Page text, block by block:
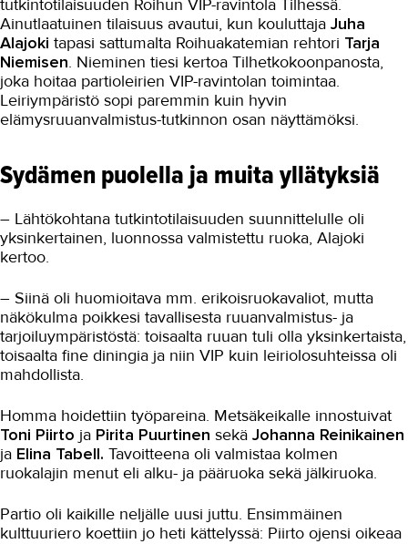
tutkintotilaisuuden Roihun VIP-ravintola Tilhessä.
Ainutlaatuinen tilaisuus avautui, kun kouluttaja Juha
Alajoki tapasi sattumalta Roihuakatemian rehtori Tarja
Niemisen. Nieminen tiesi kertoa Tilhetkokoonpanosta,
joka hoitaa partioleirien VIP-ravintolan toimintaa.
Leiriympäristö sopi paremmin kuin hyvin
elämysruuanvalmistus-tutkinnon osan näyttämöksi.
Sydämen puolella ja muita yllätyksiä
– Lähtökohtana tutkintotilaisuuden suunnittelulle oli
yksinkertainen, luonnossa valmistettu ruoka, Alajoki
kertoo.
– Siinä oli huomioitava mm. erikoisruokavaliot, mutta
näkökulma poikkesi tavallisesta ruuanvalmistus- ja
tarjoiluympäristöstä: toisaalta ruuan tuli olla yksinkertaista,
toisaalta fine diningia ja niin VIP kuin leiriolosuhteissa oli
mahdollista.
Homma hoidettiin työpareina. Metsäkeikalle innostuivat
Toni Piirto ja Pirita Puurtinen sekä Johanna Reinikainen
ja Elina Tabell. Tavoitteena oli valmistaa kolmen
ruokalajin menut eli alku- ja pääruoka sekä jälkiruoka.
Partio oli kaikille neljälle uusi juttu. Ensimmäinen
kulttuuriero koettiin jo heti kättelyssä: Piirto ojensi oikeaa